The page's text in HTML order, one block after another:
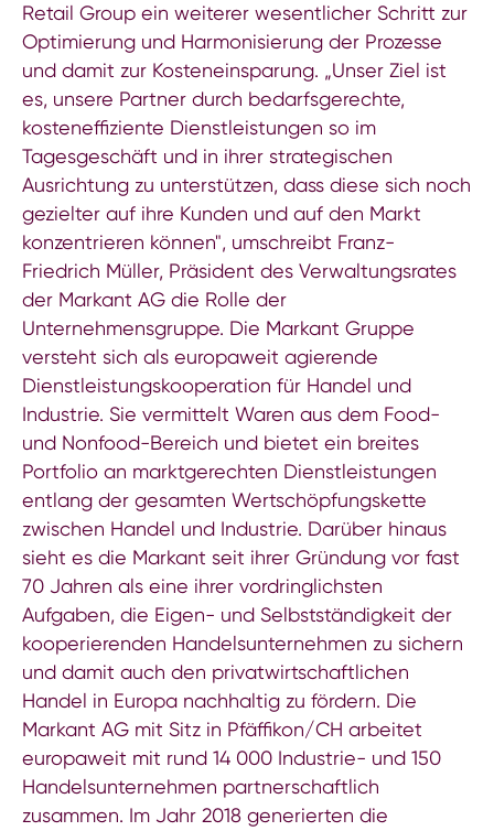
Retail Group ein weiterer wesentlicher Schritt zur
Optimierung und Harmonisierung der Prozesse
und damit zur Kosteneinsparung. „Unser Ziel ist
es, unsere Partner durch bedarfsgerechte,
kosteneffiziente Dienstleistungen so im
Tagesgeschäft und in ihrer strategischen
Ausrichtung zu unterstützen, dass diese sich noch
gezielter auf ihre Kunden und auf den Markt
konzentrieren können", umschreibt Franz-
Friedrich Müller, Präsident des Verwaltungsrates
der Markant AG die Rolle der
Unternehmensgruppe. Die Markant Gruppe
versteht sich als europaweit agierende
Dienstleistungskooperation für Handel und
Industrie. Sie vermittelt Waren aus dem Food-
und Nonfood-Bereich und bietet ein breites
Portfolio an marktgerechten Dienstleistungen
entlang der gesamten Wertschöpfungskette
zwischen Handel und Industrie. Darüber hinaus
sieht es die Markant seit ihrer Gründung vor fast
70 Jahren als eine ihrer vordringlichsten
Aufgaben, die Eigen- und Selbstständigkeit der
kooperierenden Handelsunternehmen zu sichern
und damit auch den privatwirtschaftlichen
Handel in Europa nachhaltig zu fördern. Die
Markant AG mit Sitz in Pfäffikon/CH arbeitet
europaweit mit rund 14 000 Industrie- und 150
Handelsunternehmen partnerschaftlich
zusammen. Im Jahr 2018 generierten die